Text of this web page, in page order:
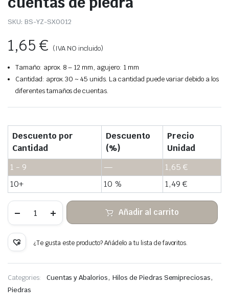
SKU: BS-YZ-SX0012
1,65€ (IVA NO incluido)
Tamaño: aprox. 8 – 12 mm, agujero: 1 mm
Cantidad: aprox. 30 ~ 45 unids. La cantidad puede variar debido a los
diferentes tamaños de cuentas.
Descuento por
Cantidad
Descuento
(%)
Precio
Unidad
1 - 9
— 1,65 €
10+
10 % 1,49 €
tigre
irregular
cuentas
piedra
cantidad
Añadir al carrito
¿Te gusta este producto? Añádelo a tu lista de favoritos.
Categories: Cuentas y Abalorios,Hilos de Piedras Semipreciosas,
Piedras